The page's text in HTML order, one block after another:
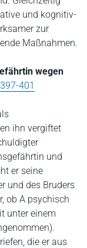
und kognitiv-
zur
Maßnahmen.
wegen
401
ihn vergiftet
und
er seine
und des Bruders
ob A psychisch
unter einem
die er aus